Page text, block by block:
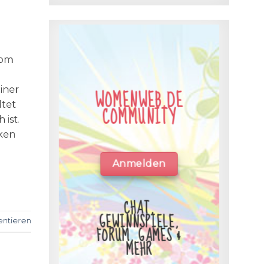
ist.
WOMENWEB.DE
COMMUNITY
Anmelden
CHAT,
GEWINNSPIELE,
FORUM, GAMES &
MEHR